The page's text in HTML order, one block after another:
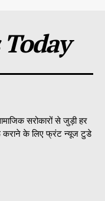
सरोकारों से जुड़ी हर
के लिए फ्रंट न्यूज टुडे